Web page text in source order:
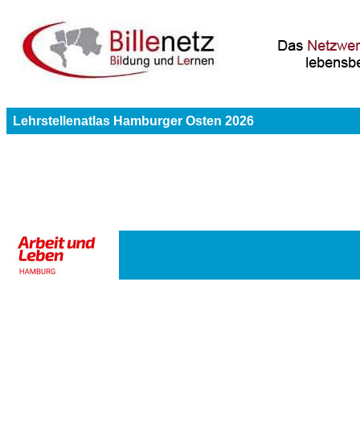
Lehrstellenatlas Hamburger Osten 2026